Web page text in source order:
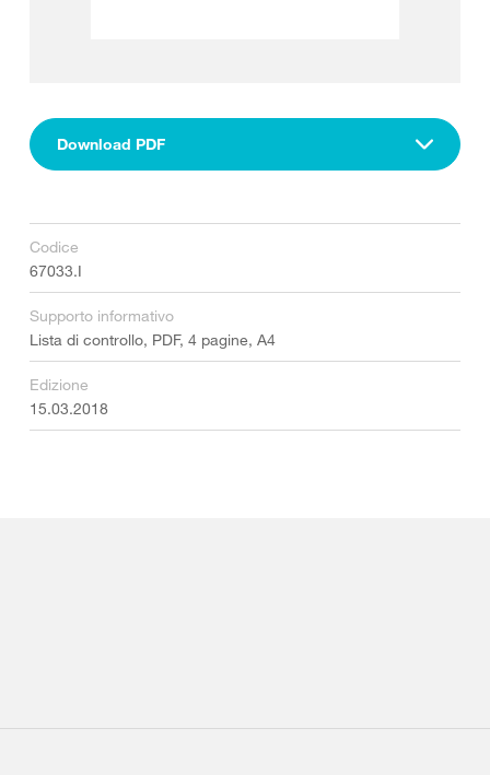
Download PDF
Codice
67033.I
Supporto informativo
Lista di controllo, PDF, 4 pagine, A4
Edizione
15.03.2018